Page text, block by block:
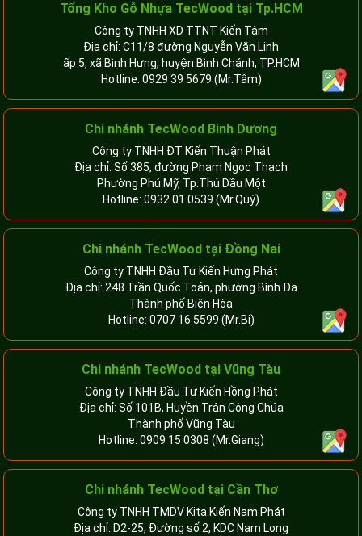
Tổng Kho Gỗ Nhựa TecWood tại Tp.HCM
Công ty TNHH XD TTNT Kiến Tâm
Địa chỉ: C11/8 đường Nguyễn Văn Linh
ấp 5, xã Bình Hưng, huyện Bình Chánh, TP.HCM
Hotline: 0929 39 5679 (Mr.Tâm)
Chi nhánh TecWood Bình Dương
Công ty TNHH ĐT Kiến Thuận Phát
Địa chỉ: Số 385, đường Phạm Ngọc Thạch
Phường Phú Mỹ, Tp.Thủ Dầu Một
Hotline: 0932 01 0539 (Mr.Quý)
Chi nhánh TecWood tại Đồng Nai
Công ty TNHH Đầu Tư Kiến Hưng Phát
Địa chỉ: 248 Trần Quốc Toản, phường Bình Đa
Thành phố Biên Hòa
Hotline: 0707 16 5599 (Mr.Bi)
Chi nhánh TecWood tại Vũng Tàu
Công ty TNHH Đầu Tư Kiến Hồng Phát
Địa chỉ: Số 101B, Huyền Trân Công Chúa
Thành phố Vũng Tàu
Hotline: 0909 15 0308 (Mr.Giang)
Chi nhánh TecWood tại Cần Thơ
Công ty TNHH TMDV Kita Kiến Nam Phát
Địa chỉ: D2-25, Đường số 2, KDC Nam Long